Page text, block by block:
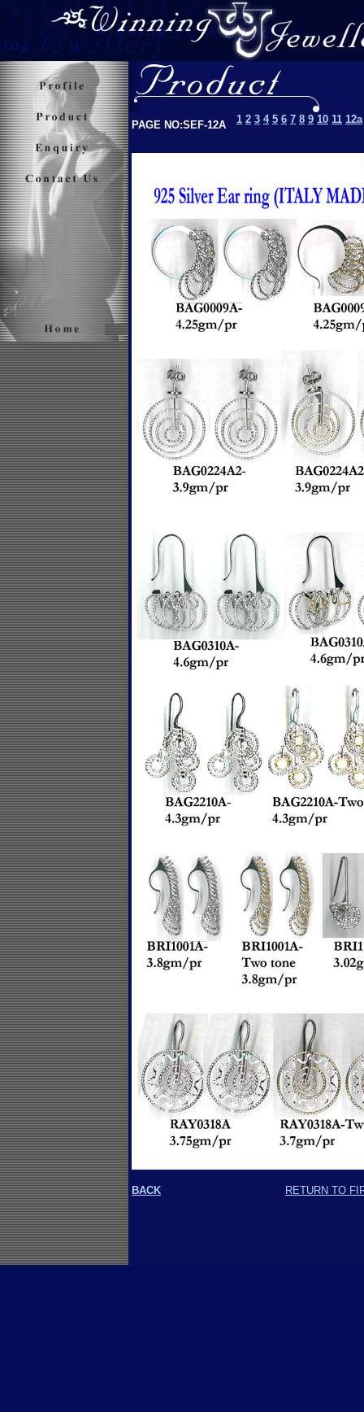
PAGE NO:SEF-12A 1 2 3 4 5 6 7 8 9 10 11 12a
BACK RETURN TO